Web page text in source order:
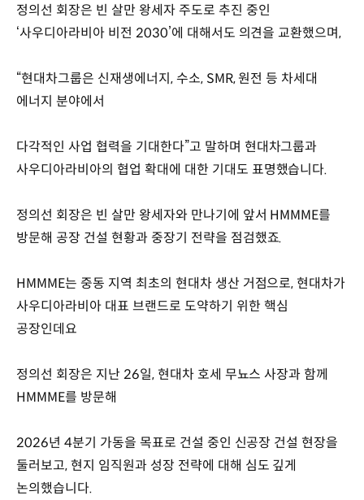
정의선 회장은 빈 살만 왕세자 주도로 추진 중인
‘사우디아라비아 비전 2030’에 대해서도 의견을 교환했으며,
“현대차그룹은 신재생에너지, 수소, SMR, 원전 등 차세대
에너지 분야에서
다각적인 사업 협력을 기대한다”고 말하며 현대차그룹과
사우디아라비아의 협업 확대에 대한 기대도 표명했습니다.
정의선 회장은 빈 살만 왕세자와 만나기에 앞서 HMMME를
방문해 공장 건설 현황과 중장기 전략을 점검했죠.
HMMME는 중동 지역 최초의 현대차 생산 거점으로, 현대차가
사우디아라비아 대표 브랜드로 도약하기 위한 핵심
공장인데요
정의선 회장은 지난 26일, 현대차 호세 무뇨스 사장과 함께
HMMME를 방문해
2026년 4분기 가동을 목표로 건설 중인 신공장 건설 현장을
둘러보고, 현지 임직원과 성장 전략에 대해 심도 깊게
논의했습니다.